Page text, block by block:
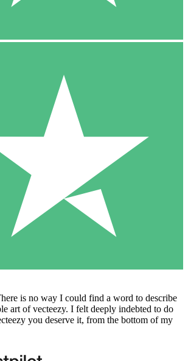
is no way I could find a word to describe
art of vecteezy. I felt deeply indebted to do
you deserve it, from the bottom of my